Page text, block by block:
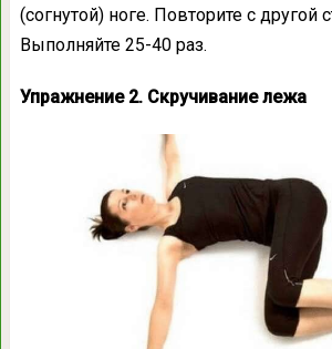
(согнутой) ноге. Повторите с другой
Выполняйте 25-40 раз.
Упражнение 2. Скручивание лежа